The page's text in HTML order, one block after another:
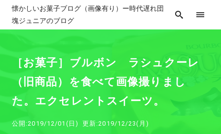
懐かしいお菓子ブログ（画像有り）ー時代遅れ団
塊ジュニアのブログ
［お菓子］ブルボン ラシュクーレ
（旧商品）を食べて画像撮りまし
た。エクセレントスイーツ。
公開:2019/12/01(日) 更新:2019/12/23(月)